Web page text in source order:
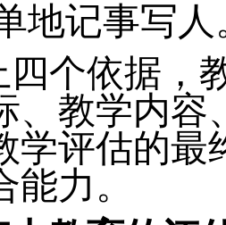
地记事写人
四个依据，
、教学内容
学评估的最
力。